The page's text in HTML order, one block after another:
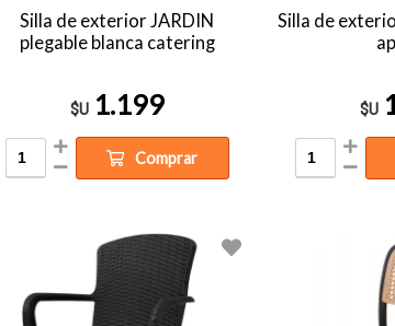
Silla de exterior JARDIN
plegable blanca catering
$U 1.199
Comprar
Silla de
$U